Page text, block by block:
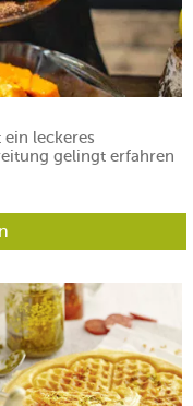
leckeres
gelingt erfahren